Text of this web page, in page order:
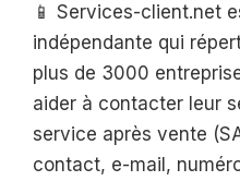
📱 Services-client.net
indépendante qui
plus de 3000
aider à contacter leur
service après vente
contact, e-mail,